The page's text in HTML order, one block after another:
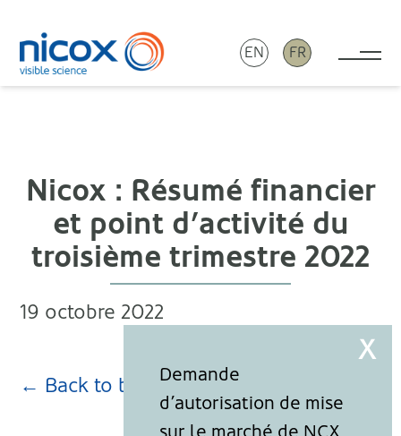
Nicox
EN FR
Nicox : Résumé financier
et point d’activité du
troisième trimestre 2022
19 octobre 2022
← Back to blog page